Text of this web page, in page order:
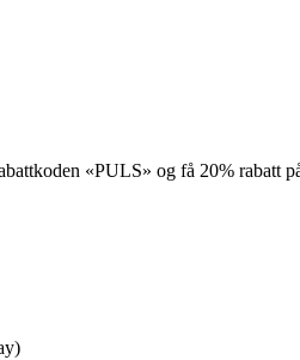
«PULS» og få 20% rabatt